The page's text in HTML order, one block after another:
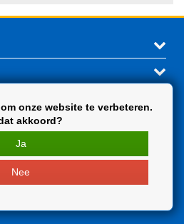
onze website te verbeteren.
akkoord?
Ja
Nee